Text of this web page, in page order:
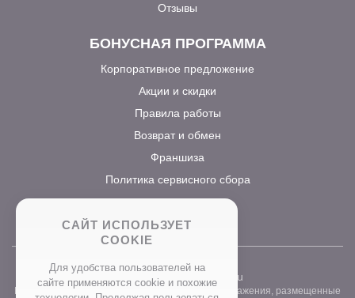
Отзывы
БОНУСНАЯ ПРОГРАММА
Корпоративное предложение
Акции и скидки
Правила работы
Возврат и обмен
Франшиза
Политика сервисного сбора
www.prostocvet.ru
Вся текстовая информация и графические изображения, размещенные
САЙТ ИСПОЛЬЗУЕТ
COOKIE
Для удобства пользователей на
сайте применяются сookie и похожие